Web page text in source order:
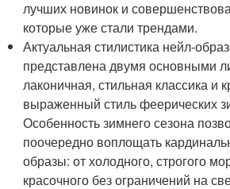
лучших новинок и
которые уже стали трендами.
Актуальная стилистика нейл-
представлена двумя основными
лаконичная, стильная классика и
выраженный стиль феерических
Особенность зимнего сезона
поочередно воплощать
образы: от холодного, строгого
красочного без ограничений на